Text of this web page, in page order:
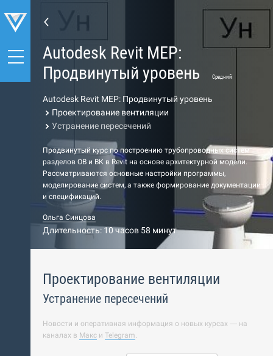
Autodesk Revit MEP:
Продвинутый уровень
Средний
Autodesk Revit MEP: Продвинутый уровень
Проектирование вентиляции
Устранение пересечений
Продвинутый курс по построению трубопроводных систем
разделов ОВ и ВК в Revit на основе архитектурной модели.
Рассматриваются основные настройки программы,
моделирование систем, а также формирование документации
и спецификаций.
Ольга Синцова
Длительность: 10 часов 58 минут
Проектирование вентиляции
Устранение пересечений
Новости и оперативная информация о новых курсах — на
каналах в Макс и Telegram.